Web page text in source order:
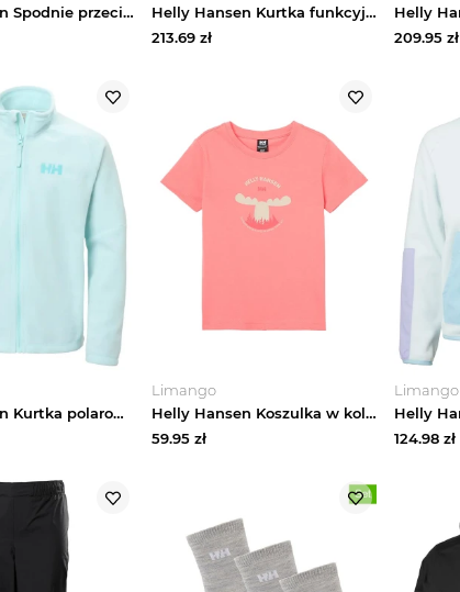
Helly Hansen Spodnie przeciwdeszczowe "Moss" w kolorze czarnym rozmiar: 152
Helly Hansen Kurtka funkcyjna "Loke 2.0" w kolorze jasnoróżowym rozmiar: 152
213.69 zł
209.95 zł
Helly Hansen Kurtka polarowa "Daybreaker 2.0" w kolorze turkusowym rozmiar: 164
Limango
Helly Hansen Koszulka w kolorze łososiowym rozmiar: 116
59.95 zł
Limango
124.98 zł